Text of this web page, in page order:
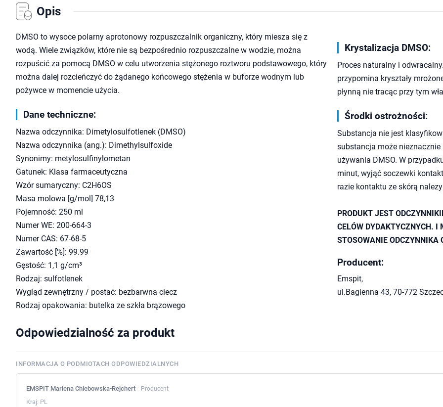
Opis
DMSO to wysoce polarny aprotonowy rozpuszczalnik organiczny, który miesza się z
wodą. Wiele związków, które nie są bezpośrednio rozpuszczalne w wodzie, można
rozpuścić za pomocą DMSO w celu utworzenia stężonego roztworu podstawowego, który
można dalej rozcieńczyć do żądanego końcowego stężenia w buforze wodnym lub
pożywce w momencie użycia.
Dane techniczne:
Nazwa odczynnika: Dimetylosulfotlenek (DMSO)
Nazwa odczynnika (ang.): Dimethylsulfoxide
Synonimy: metylosulfinylometan
Gatunek: Klasa farmaceutyczna
Wzór sumaryczny: C2H6OS
Masa molowa [g/mol] 78,13
Pojemność: 250 ml
Numer WE: 200-664-3
Numer CAS: 67-68-5
Zawartość [%]: 99.99
Gęstość: 1,1 g/cm³
Rodzaj: sulfotlenek
Wygląd zewnętrzny / postać: bezbarwna ciecz
Rodzaj opakowania: butelka ze szkła brązowego
Krystalizacja DMSO:
Proces naturalny i
przypomina kryształy
płynną nie tracąc przy tym
Środki ostrożności:
Substancja nie jest
substancja może
używania DMSO. W
minut, wyjąć soczewki
razie kontaktu ze skórą
PRODUKT JEST
CELÓW DYDAKTYCZNYCH. I
STOSOWANIE ODCZYNNIKA
Producent:
Emspit,
ul.Bagienna 43, 70-772
Odpowiedzialność za produkt
INFORMACJA O PODMIOTACH ODPOWIEDZIALNYCH
EMSPIT Marlena Chlebowska-Rejchert Producent
Kraj: PL